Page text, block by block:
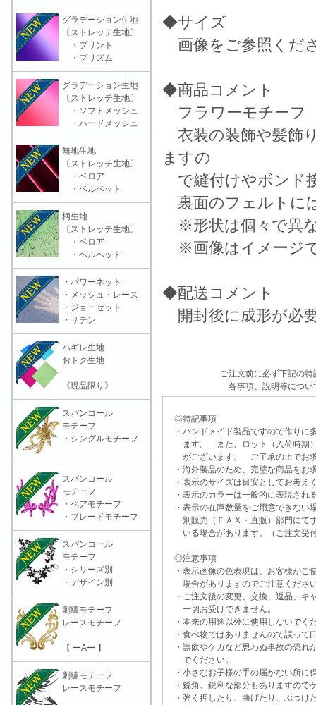
◆サイズ
画像をご参照くだ
◆商品コメント
フラワーモチーフ
衣装の装飾や髪飾
ますの
で縫付けやボンド
裏面のフェルトに
※形状は個々で異
※画像はイメージ
◆配送コメント
開封後に成形が必
ご注文前に必ず下記の
各事項、説明等につい
◎特記事項
・ハンドメイド製品ですので作りに
ます。 また、ロット（入荷時期）
がございます。 ご了承の上でお求
・海外製品のため、完璧な商品をお
・表示のサイズは目安としてお考え
・表示のカラーは一般的に表現され
・表示の在庫数量をご用意できな
別販売（ＦＡＸ・直販）部門にて
いる場合があります。（ご注文受
◎注意事項
・表示画像の色表現は、お客様がご
場合がありますのでご注意くださ
・ご注文後の変更、交換、返品、キ
一切お受けできません。
・本来の用途以外に使用しないでく
・食べ物ではありませんので誤って
・誤飲やケガなど思わぬ事故の恐れ
でください。
・小さなお子様の手の届かない所に
・鋭角、鋭利な部分もありますので
・強く押したり、曲げたり、ぶつけ
グラデーション生地
〔ストレッチ生地〕
・プリント
・プリズム
グラデーション生地
〔ストレッチ生地〕
・ソフトメッシュ
・ハードメッシュ
無地生地
〔ストレッチ生地〕
・ベロア
・ベルベット
柄生地
〔ストレッチ生地〕
・ベロア
・ベルベット
・パワーネット
・メッシュ・レース
・ジョーゼット
・サテン
ハギレ生地
おトク生地
《現品限り》
スパンコール
モチーフ
・シングルモチーフ
スパンコール
モチーフ
・ペアモチーフ
・ブレードモチーフ
スパンコール
モチーフ
・シリーズ別
・デザイン別
刺繍モチーフ
レースモチーフ
【 ーAー 】
刺繍モチーフ
レースモチーフ